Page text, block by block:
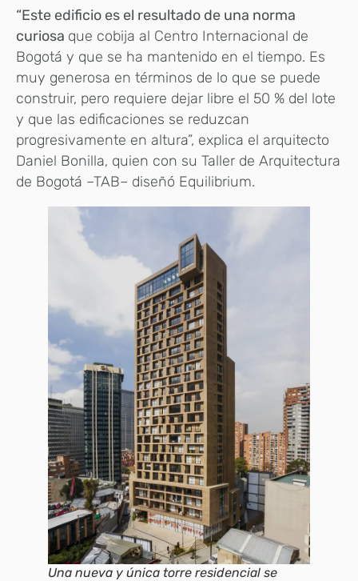
“Este edificio es el resultado de una norma
curiosa que cobija al Centro Internacional de
Bogotá y que se ha mantenido en el tiempo. Es
muy generosa en términos de lo que se puede
construir, pero requiere dejar libre el 50 % del lote
y que las edificaciones se reduzcan
progresivamente en altura”, explica el arquitecto
Daniel Bonilla, quien con su Taller de Arquitectura
de Bogotá –TAB– diseñó Equilibrium.
Una nueva y única torre residencial se